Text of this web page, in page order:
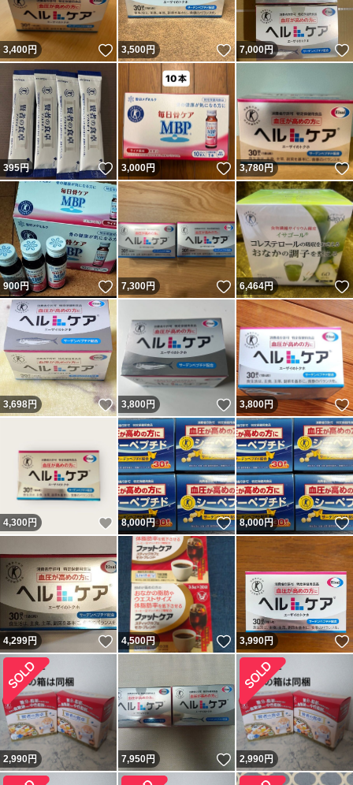
3,400円 いいね！
3,500円 いいね！
7,000円
395円 いいね！
3,000円 いいね！
3,780円
900円 いいね！
7,300円 いいね！
6,464円
3,698円 いいね！
3,800円 いいね！
3,800円
4,300 円 いいね！
8,000円 いいね！
8,000円
4,299円 いいね！
4,500円 いいね！
3,990円
2,990円 7,950円 いいね！
2,990円